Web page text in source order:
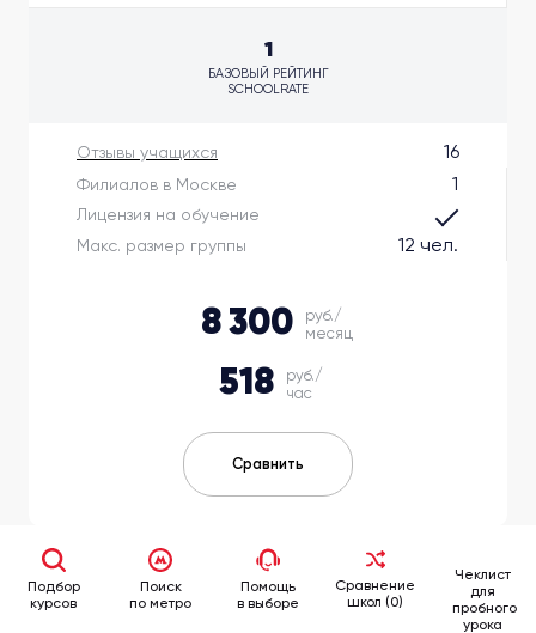
Отзывы учащихся 16
Филиалов в Москве 1
Макс. размер группы 12 чел.
Лицензия на обучение
1
БАЗОВЫЙ РЕЙТИНГ
SCHOOLRATE
8 300
руб./
месяц
518
руб./
час
Сравнить
Подбор
курсов
Поиск
по метро
Помощь
в выборе
Сравнение
школ (0)
Чеклист
для
пробного
урока